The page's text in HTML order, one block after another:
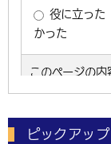
ピックアップ